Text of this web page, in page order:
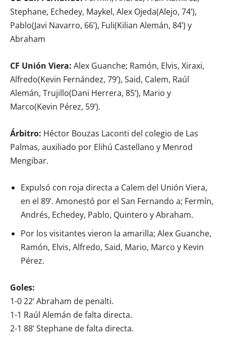
Stephane, Echedey, Maykel, Alex Ojeda(Alejo, 74’),
Pablo(Javi Navarro, 66’), Fuli(Kilian Alemán, 84’) y
Abraham
CF Unión Viera: Alex Guanche; Ramón, Elvis, Xiraxi,
Alfredo(Kevin Fernández, 79’), Said, Calem, Raúl
Alemán, Trujillo(Dani Herrera, 85’), Mario y
Marco(Kevin Pérez, 59’).
Árbitro: Héctor Bouzas Laconti del colegio de Las
Palmas, auxiliado por Elihú Castellano y Menrod
Mengibar.
Expulsó con roja directa a Calem del Unión Viera,
en el 89’. Amonestó por el San Fernando a; Fermín,
Andrés, Echedey, Pablo, Quintero y Abraham.
Por los visitantes vieron la amarilla; Alex Guanche,
Ramón, Elvis, Alfredo, Said, Mario, Marco y Kevin
Pérez.
Goles:
1-0 22’ Abraham de penalti.
1-1 Raúl Alemán de falta directa.
2-1 88’ Stephane de falta directa.